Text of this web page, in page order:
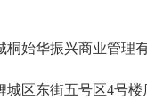
桐始华振兴商业管理
城区东街五号区4号楼